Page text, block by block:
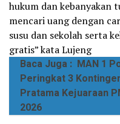
hukum dan kebanyakan
mencari uang dengan
susu dan sekolah serta
gratis” kata Lujeng
Baca Juga : MAN 1
Peringkat 3
Pratama Kejuaraan
2026